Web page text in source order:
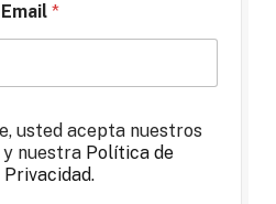
Email *
usted acepta nuestros
nuestra Política de
Privacidad.